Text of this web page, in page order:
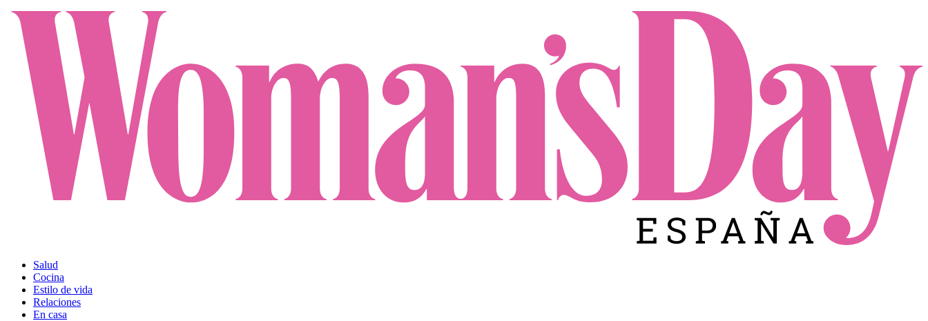
Salud
Cocina
Estilo de vida
Relaciones
En casa